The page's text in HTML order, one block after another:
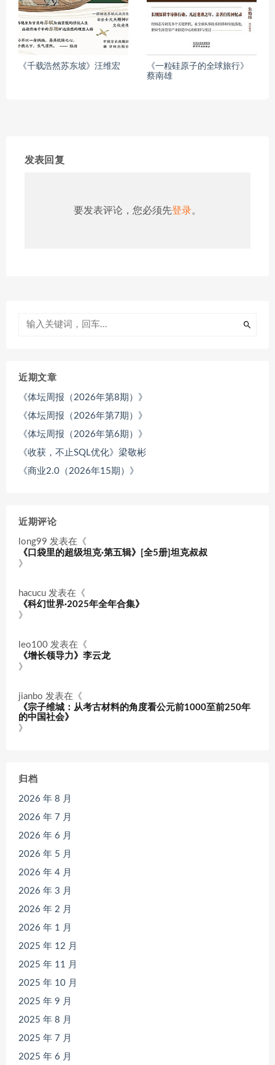
《千载浩然苏东坡》汪维宏
《一粒硅原子的全球旅行》
蔡南雄
发表回复
要发表评论，您必须先登录。
近期文章
《体坛周报（2026年第8期）》
《体坛周报（2026年第7期）》
《体坛周报（2026年第6期）》
《收获，不止SQL优化》梁敬彬
《商业2.0（2026年15期）》
近期评论
long99 发表在《
《口袋里的超级坦克·第五辑》[全5册]坦克叔叔
》
hacucu 发表在《
《科幻世界·2025年全年合集》
》
leo100 发表在《
《增长领导力》李云龙
》
jianbo 发表在《
《宗子维城：从考古材料的角度看公元前1000至前250年
的中国社会》
》
归档
2026 年 8 月
2026 年 7 月
2026 年 6 月
2026 年 5 月
2026 年 4 月
2026 年 3 月
2026 年 2 月
2026 年 1 月
2025 年 12 月
2025 年 11 月
2025 年 10 月
2025 年 9 月
2025 年 8 月
2025 年 7 月
2025 年 6 月